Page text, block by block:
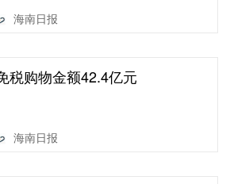
海南日报
税购物金额42.4亿元
海南日报